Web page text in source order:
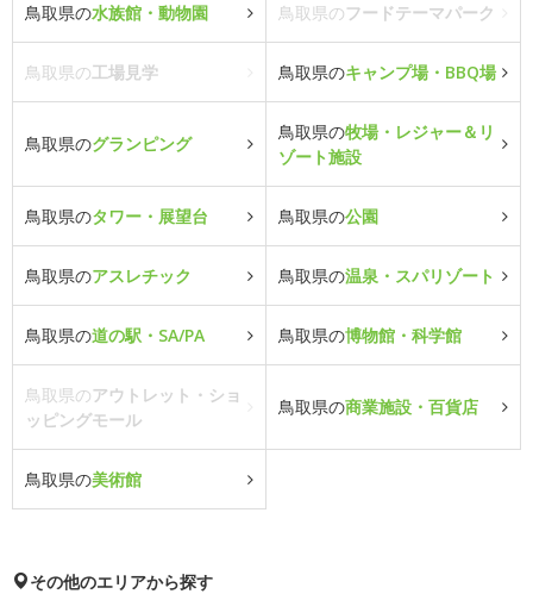
鳥取県の水族館・動物園 鳥取県のフードテーマパーク
鳥取県の工場見学 鳥取県のキャンプ場・BBQ場
鳥取県のグランピング
鳥取県の牧場・レジャー＆リ
ゾート施設
鳥取県のタワー・展望台 鳥取県の公園
鳥取県のアスレチック 鳥取県の温泉・スパリゾート
鳥取県の道の駅・SA/PA 鳥取県の博物館・科学館
鳥取県のアウトレット・ショ
ッピングモール
鳥取県の商業施設・百貨店
鳥取県の美術館
その他のエリアから探す